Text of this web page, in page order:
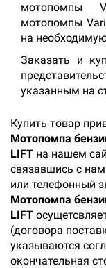
мотопомпы
мотопомпы
на
Заказать и
указанным на
Купить товар
Мотопомпа
LIFT на нашем
связавшись с
или телефонный
Мотопомпа
LIFT
(договора
указываются
окончательная